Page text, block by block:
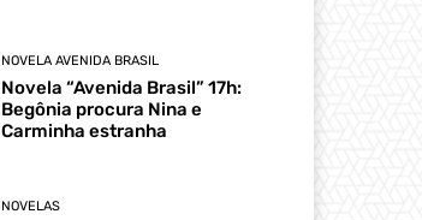
NOVELA AVENIDA BRASIL
Novela “Avenida Brasil” 17h:
Begônia procura Nina e
Carminha estranha
NOVELAS